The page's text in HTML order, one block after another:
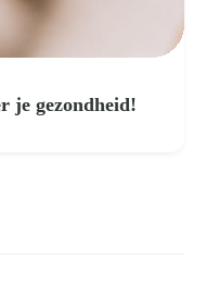
je gezondheid!